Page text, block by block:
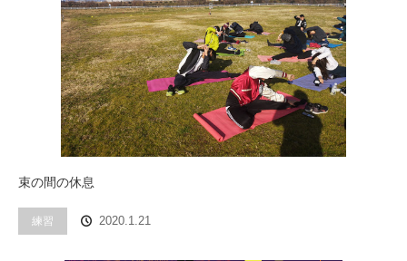
束の間の休息
練習 2020.1.21